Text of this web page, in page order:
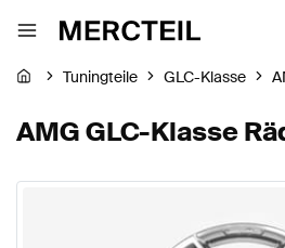
Tuningteile GLC-Klasse
AMG GLC-Klasse